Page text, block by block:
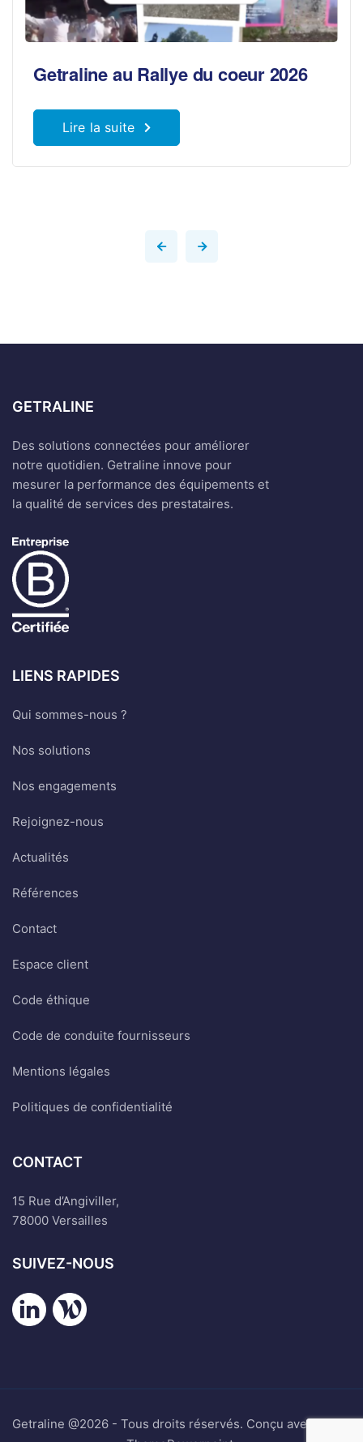
Getraline au Rallye du coeur 2026
Lire la suite
GETRALINE
Des solutions connectées pour améliorer
notre quotidien. Getraline innove pour
mesurer la performance des équipements et
la qualité de services des prestataires.
LIENS RAPIDES
Qui sommes-nous ?
Nos solutions
Nos engagements
Rejoignez-nous
Actualités
Références
Contact
Espace client
Code éthique
Code de conduite fournisseurs
Mentions légales
Politiques de confidentialité
CONTACT
15 Rue d’Angiviller,
78000 Versailles
SUIVEZ-NOUS
Getraline @2026 - Tous droits réservés. Conçu avec ♥ par